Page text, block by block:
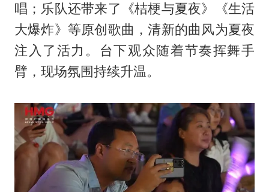
唱；乐队还带来了《桔梗与夏夜》《生活
大爆炸》等原创歌曲，清新的曲风为夏夜
注入了活力。台下观众随着节奏挥舞手
臂，现场氛围持续升温。